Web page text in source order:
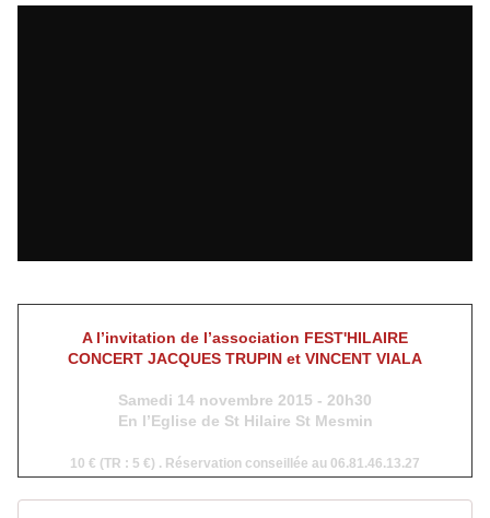
A l’invitation de l’association FEST'HILAIRE
CONCERT JACQUES TRUPIN et VINCENT VIALA
Samedi 14 novembre 2015 - 20h30
En l’Eglise de St Hilaire St Mesmin
10 € (TR : 5 €) . Réservation conseillée au 06.81.46.13.27